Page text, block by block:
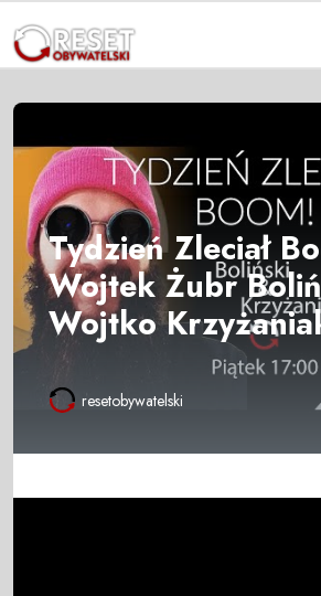
Tydzień Zleciał
Wojtek Żubr
Wojtko
resetobywatelski